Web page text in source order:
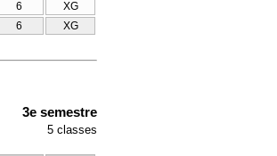
6
XG
6
XG
3e semestre
5 classes